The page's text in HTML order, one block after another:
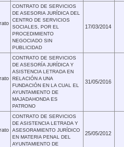
CONTRATO DE SERVICIOS
DE ASESORIA JURÍDICA DEL
CENTRO DE SERVICIOS
SOCIALES, POR EL
PROCEDIMIENTO
NEGOCIADO SIN
PUBLICIDAD
17/03/2014
CONTRATO DE SERVICIOS
DE ASESORÍA JURÍDICA Y
ASISTENCIA LETRADA EN
RELACIÓN A UNA
FUNDACIÓN EN LA CUAL EL
AYUNTAMIENTO DE
MAJADAHONDA ES
PATRONO
31/05/2016
CONTRATO DE SERVICIOS
DE ASISTENCIA LETRADA Y
ASESORAMIENTO JURÍDICO
EN MATERIA PENAL DEL
AYUNTAMIENTO DE
25/05/2012